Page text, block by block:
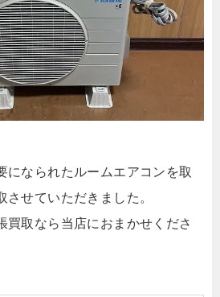
になられたルームエアコンを取
させていただきました。
買取なら当店におまかせくださ